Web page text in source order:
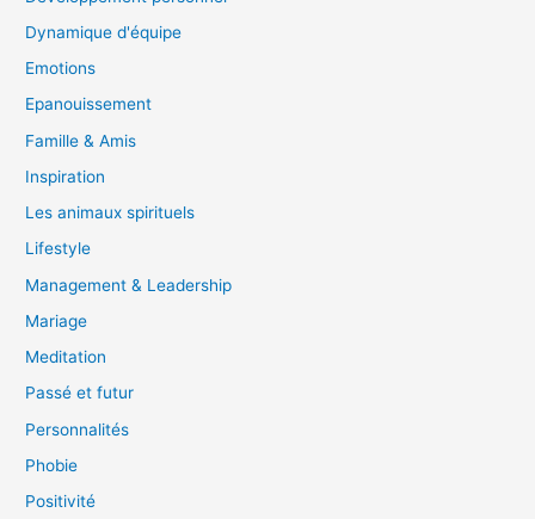
Dynamique d'équipe
Emotions
Epanouissement
Famille & Amis
Inspiration
Les animaux spirituels
Lifestyle
Management & Leadership
Mariage
Meditation
Passé et futur
Personnalités
Phobie
Positivité